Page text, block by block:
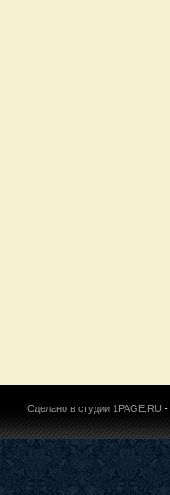
Сделано в студии 1PAGE.RU -